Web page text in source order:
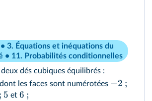
3. Équations et inéquations du
• 11. Probabilités conditionnelles
dés cubiques équilibrés :
les faces sont numérotées −2 ;
; 5 et 6 ;